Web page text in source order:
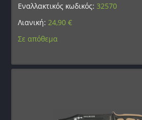
Εναλλακτικός κωδικός: 32570
Λιανική: 24,90€
Σε απόθεμα